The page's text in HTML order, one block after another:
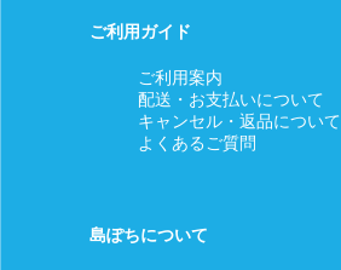
ご利用ガイド
ご利用案内
配送・お支払いについて
キャンセル・返品について
よくあるご質問
島ぽちについて